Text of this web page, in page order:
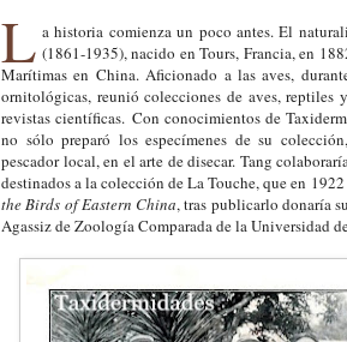
L a historia comienza un poco antes. El
(1861-1935), nacido en Tours, Francia, en
Marítimas en China. Aficionado a las aves,
ornitológicas, reunió colecciones de aves,
revistas científicas. Con conocimientos de
no sólo preparó los especímenes de su
pescador local, en el arte de disecar. Tang
destinados a la colección de La Touche, que en
the Birds of Eastern China, tras publicarlo donaría
Agassiz de Zoología Comparada de la Universidad